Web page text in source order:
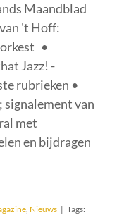
Maandblad
't Hoff:
•
Jazz! -
rubrieken •
signalement van
met
en bijdragen
, Nieuws | Tags: